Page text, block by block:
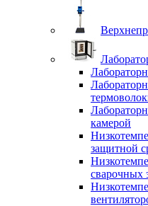
камерой
защитной
cварочных